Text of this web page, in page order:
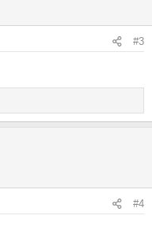
#3
#4